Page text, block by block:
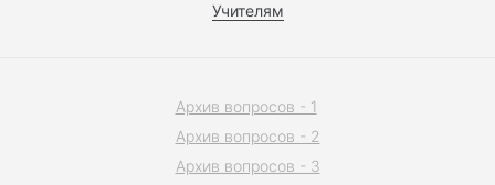
Учителям
Архив вопросов - 1
Архив вопросов - 2
Архив вопросов - 3